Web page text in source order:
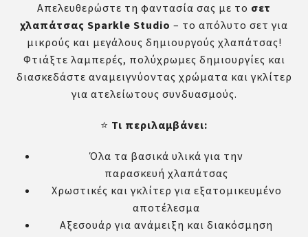
Απελευθερώστε τη φαντασία σας με το σετ
χλαπάτσας Sparkle Studio – το απόλυτο σετ για
μικρούς και μεγάλους δημιουργούς χλαπάτσας!
Φτιάξτε λαμπερές, πολύχρωμες δημιουργίες και
διασκεδάστε αναμειγνύοντας χρώματα και γκλίτερ
για ατελείωτους συνδυασμούς.
⭐ Τι περιλαμβάνει:
Όλα τα βασικά υλικά για την
παρασκευή χλαπάτσας
Χρωστικές και γκλίτερ για εξατομικευμένο
αποτέλεσμα
Αξεσουάρ για ανάμειξη και διακόσμηση